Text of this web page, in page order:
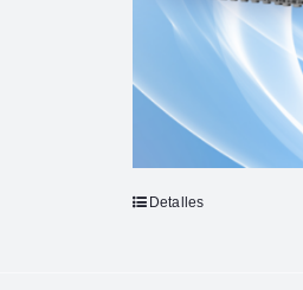
Detalles